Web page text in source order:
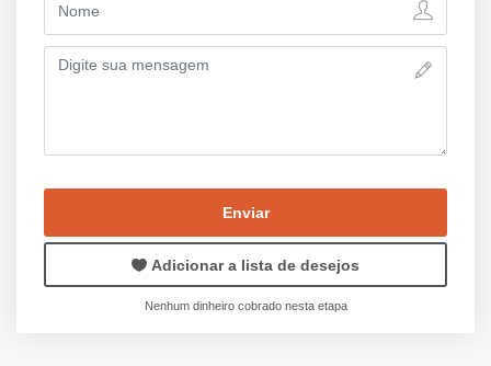
Enviar
Adicionar a lista de desejos
Nenhum dinheiro cobrado nesta etapa